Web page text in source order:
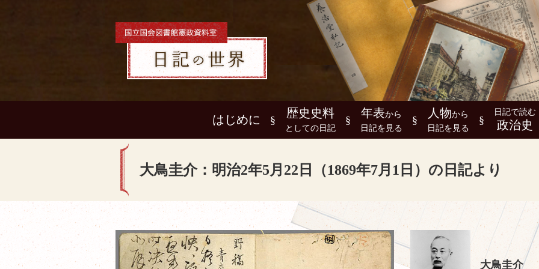
はじめに
歴史史料
としての日記
年表から
日記を見る
人物から
日記を見る
日記で読む
政治史
大鳥圭介：明治2年5月22日（1869年7月1日）の日記より
大鳥圭介